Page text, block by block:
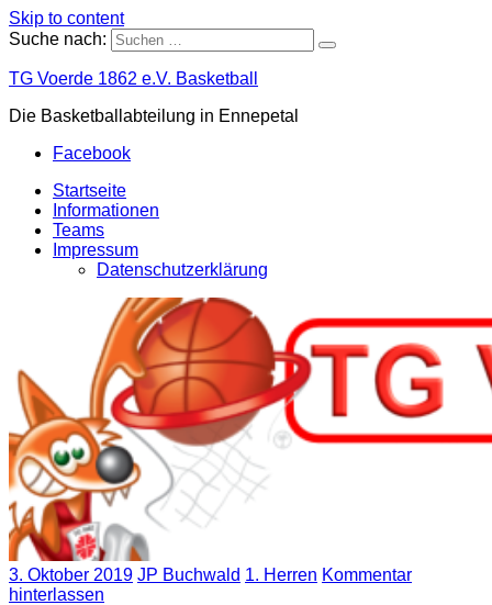
Skip to content
Suche nach:
TG Voerde 1862 e.V. Basketball
Die Basketballabteilung in Ennepetal
Facebook
Startseite
Informationen
Teams
Impressum
Datenschutzerklärung
3. Oktober 2019 JP Buchwald 1. Herren Kommentar
hinterlassen